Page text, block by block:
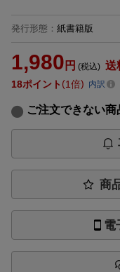
発行形態 ： 紙書籍版
1,980 円 (税込) 送
18ポイント 1倍 内訳
ご注文できない商
商
電